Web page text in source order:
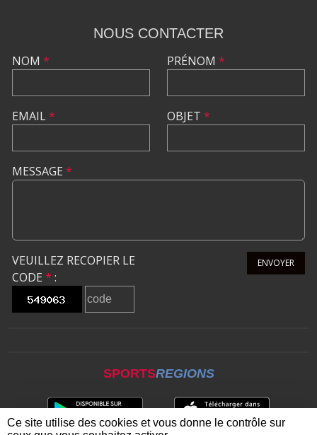
NOUS CONTACTER
NOM *
EMAIL*
PRÉNOM *
OBJET *
MESSAGE *
VEUILLEZ RECOPIER LE
CODE * :
ENVOYER
SPORTSREGIONS
Ce site utilise des cookies et vous donne le contrôle sur